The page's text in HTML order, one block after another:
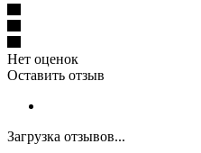
Нет оценок
Оставить отзыв
Загрузка отзывов...